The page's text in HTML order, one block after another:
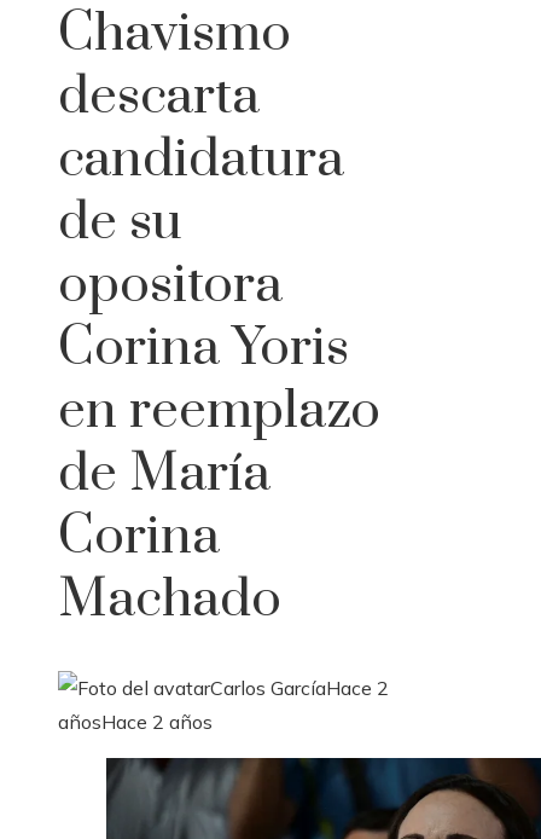
Chavismo
descarta
candidatura
de su
opositora
Corina Yoris
en reemplazo
de María
Corina
Machado
Carlos GarcíaHace 2
añosHace 2 años